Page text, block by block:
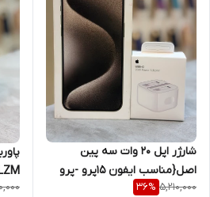
شارژر اپل 20 وات سه پین
اصل{مناسب ایفون 15پرو -پرو
مکس )+محافظ کابل
5,210,000
36%